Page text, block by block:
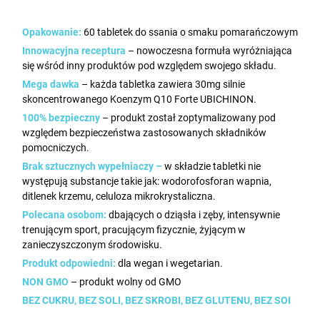
Opakowanie: 60 tabletek do ssania o smaku pomarańczowym
Innowacyjna receptura – nowoczesna formuła wyróżniająca
się wśród inny produktów pod względem swojego składu.
Mega dawka – każda tabletka zawiera 30mg silnie
skoncentrowanego Koenzym Q10 Forte UBICHINON.
100% bezpieczny – produkt został zoptymalizowany pod
względem bezpieczeństwa zastosowanych składników
pomocniczych.
Brak sztucznych wypełniaczy – w składzie tabletki nie
występują substancje takie jak: wodorofosforan wapnia,
ditlenek krzemu, celuloza mikrokrystaliczna.
Polecana osobom: dbających o dziąsła i zęby, intensywnie
trenującym sport, pracującym fizycznie, żyjącym w
zanieczyszczonym środowisku.
Produkt odpowiedni: dla wegan i wegetarian.
NON GMO – produkt wolny od GMO
BEZ CUKRU, BEZ SOLI, BEZ SKROBI, BEZ GLUTENU, BEZ SOI